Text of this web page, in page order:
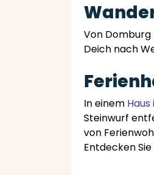
Von
Deich nach
In einem
Steinwurf
von
Entdecken